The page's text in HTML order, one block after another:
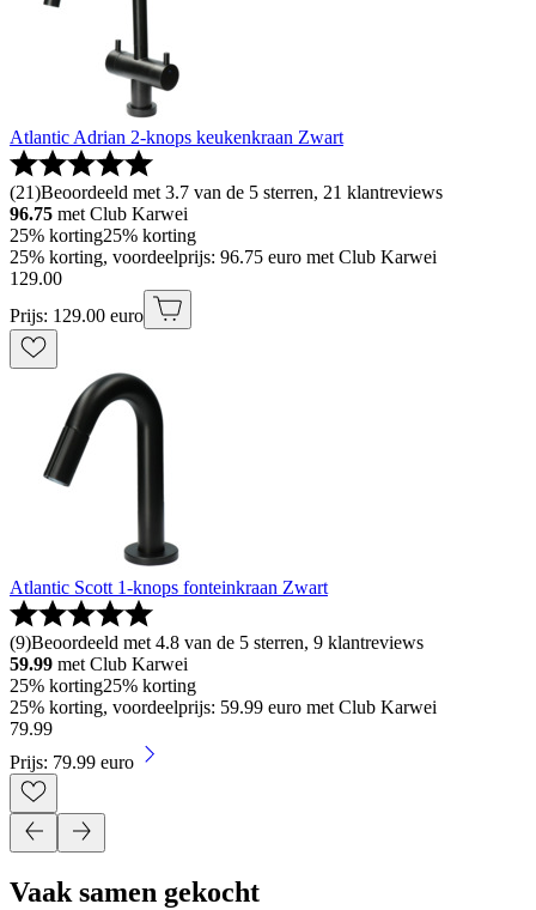
Atlantic Adrian 2-knops keukenkraan Zwart
(21)Beoordeeld met 3.7 van de 5 sterren, 21 klantreviews
96.75 met Club Karwei
25% korting25% korting
25% korting, voordeelprijs: 96.75 euro met Club Karwei
129.00
Prijs: 129.00 euro
Atlantic Scott 1-knops fonteinkraan Zwart
(9)Beoordeeld met 4.8 van de 5 sterren, 9 klantreviews
59.99 met Club Karwei
25% korting25% korting
25% korting, voordeelprijs: 59.99 euro met Club Karwei
79.99
Prijs: 79.99 euro
Vaak samen gekocht